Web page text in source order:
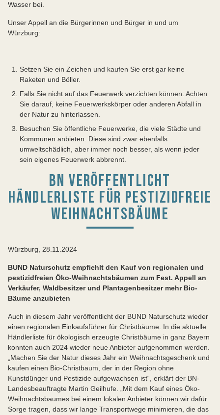
Wasser bei.
Unser Appell an die Bürgerinnen und Bürger in und um
Würzburg:
Setzen Sie ein Zeichen und kaufen Sie erst gar keine
Raketen und Böller.
Falls Sie nicht auf das Feuerwerk verzichten können: Achten
Sie darauf, keine Feuerwerkskörper oder anderen Abfall in
der Natur zu hinterlassen.
Besuchen Sie öffentliche Feuerwerke, die viele Städte und
Kommunen anbieten. Diese sind zwar ebenfalls
umweltschädlich, aber immer noch besser, als wenn jeder
sein eigenes Feuerwerk abbrennt.
BN VERÖFFENTLICHT
HÄNDLERLISTE FÜR PESTIZIDFREIE
WEIHNACHTSBÄUME
Würzburg, 28.11.2024
BUND Naturschutz empfiehlt den Kauf von regionalen und
pestizidfreien Öko-Weihnachtsbäumen zum Fest. Appell an
Verkäufer, Waldbesitzer und Plantagenbesitzer mehr Bio-
Bäume anzubieten
Auch in diesem Jahr veröffentlicht der BUND Naturschutz wieder
einen regionalen Einkaufsführer für Christbäume. In die aktuelle
Händlerliste für ökologisch erzeugte Christbäume in ganz Bayern
konnten auch 2024 wieder neue Anbieter aufgenommen werden.
„Machen Sie der Natur dieses Jahr ein Weihnachtsgeschenk und
kaufen einen Bio-Christbaum, der in der Region ohne
Kunstdünger und Pestizide aufgewachsen ist“, erklärt der BN-
Landesbeauftragte Martin Geilhufe. „Mit dem Kauf eines Öko-
Weihnachtsbaumes bei einem lokalen Anbieter können wir dafür
Sorge tragen, dass wir lange Transportwege minimieren, die das